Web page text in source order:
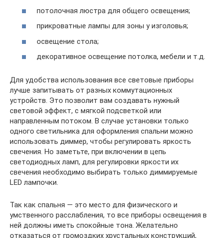
потолочная люстра для общего освещения;
прикроватные лампы для зоны у изголовья;
освещение стола;
декоративное освещение потолка, мебели и т.д.
Для удобства использования все световые приборы
лучше запитывать от разных коммутационных
устройств. Это позволит вам создавать нужный
световой эффект, с мягкой подсветкой или
направленным потоком. В случае установки только
одного светильника для оформления спальни можно
использовать диммер, чтобы регулировать яркость
свечения. Но заметьте, при включении в цепь
светодиодных ламп, для регулировки яркости их
свечения необходимо выбирать только диммируемые
LED лампочки.
Так как спальня — это место для физического и
умственного расслабления, то все приборы освещения в
ней должны иметь спокойные тона. Желательно
отказаться от громоздких хрустальных конструкций,